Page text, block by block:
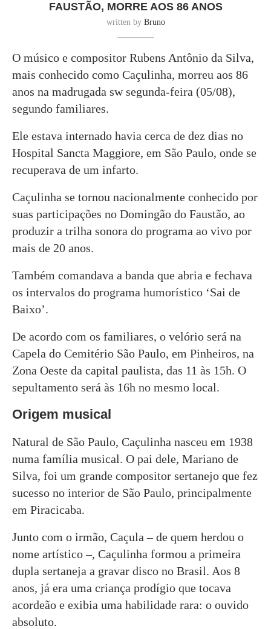
FAUSTÃO, MORRE AOS 86 ANOS
written by Bruno
O músico e compositor Rubens Antônio da Silva,
mais conhecido como Caçulinha, morreu aos 86
anos na madrugada sw segunda-feira (05/08),
segundo familiares.
Ele estava internado havia cerca de dez dias no
Hospital Sancta Maggiore, em São Paulo, onde se
recuperava de um infarto.
Caçulinha se tornou nacionalmente conhecido por
suas participações no Domingão do Faustão, ao
produzir a trilha sonora do programa ao vivo por
mais de 20 anos.
Também comandava a banda que abria e fechava
os intervalos do programa humorístico ‘Sai de
Baixo’.
De acordo com os familiares, o velório será na
Capela do Cemitério São Paulo, em Pinheiros, na
Zona Oeste da capital paulista, das 11 às 15h. O
sepultamento será às 16h no mesmo local.
Origem musical
Natural de São Paulo, Caçulinha nasceu em 1938
numa família musical. O pai dele, Mariano de
Silva, foi um grande compositor sertanejo que fez
sucesso no interior de São Paulo, principalmente
em Piracicaba.
Junto com o irmão, Caçula – de quem herdou o
nome artístico –, Caçulinha formou a primeira
dupla sertaneja a gravar disco no Brasil. Aos 8
anos, já era uma criança prodígio que tocava
acordeão e exibia uma habilidade rara: o ouvido
absoluto.